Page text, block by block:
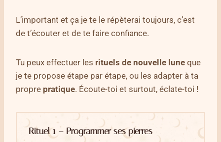
L’important et ça je te le répèterai toujours, c’est
de t’écouter et de te faire confiance.
Tu peux effectuer les rituels de nouvelle lune que
je te propose étape par étape, ou les adapter à ta
propre pratique. Écoute-toi et surtout, éclate-toi !
Rituel 1 – Programmer ses pierres